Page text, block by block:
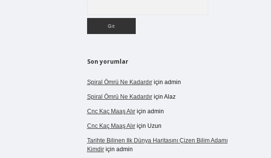
Son yorumlar
Spiral Ömrü Ne Kadardıriçin admin
Spiral Ömrü Ne Kadardıriçin Alaz
Cnc Kaç Maaş Alıriçin admin
Cnc Kaç Maaş Alıriçin Uzun
Tarihte Bilinen Ilk Dünya Haritasını Çizen Bilim Adamı
Kimdiriçin admin